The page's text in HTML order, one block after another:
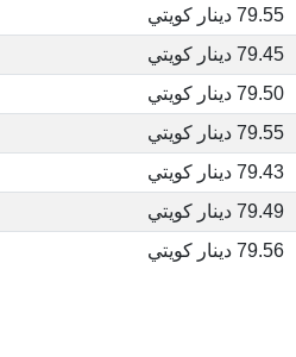
79.55 دينار كويتي
79.45 دينار كويتي
79.50 دينار كويتي
79.55 دينار كويتي
79.43 دينار كويتي
79.49 دينار كويتي
79.56 دينار كويتي